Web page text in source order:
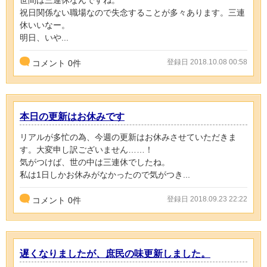
祝日関係ない職場なので失念することが多々あります。三連
休いいなー。
明日、いや...
コメント 0件 登録日 2018.10.08 00:58
本日の更新はお休みです
リアルが多忙の為、今週の更新はお休みさせていただきま
す。大変申し訳ございません……！
気がつけば、世の中は三連休でしたね。
私は1日しかお休みがなかったので気がつき...
コメント 0件 登録日 2018.09.23 22:22
遅くなりましたが、庶民の味更新しました。